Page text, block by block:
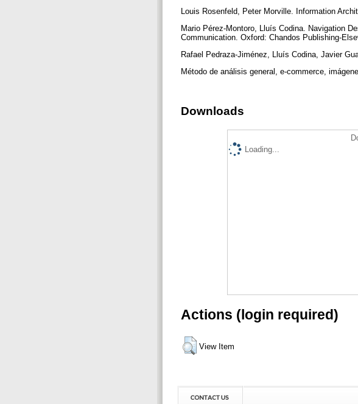
Louis Rosenfeld, Peter Morville. Information
Mario Pérez-Montoro, Lluís Codina. Navigation
Communication. Oxford: Chandos Publishing-
Rafael Pedraza-Jiménez, Lluís Codina, Javier
Método de análisis general, e-commerce,
Downloads
Loading...
Actions (login required)
View Item